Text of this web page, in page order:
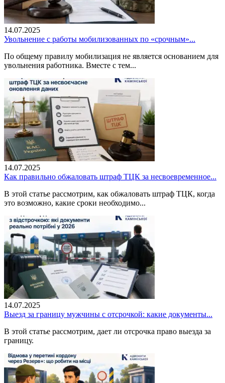
14.07.2025
Увольнение с работы мобилизованных по «срочным»...
По общему правилу мобилизация не является основанием для
увольнения работника. Вместе с тем...
14.07.2025
Как правильно обжаловать штраф ТЦК за несвоевременное...
В этой статье рассмотрим, как обжаловать штраф ТЦК, когда
это возможно, какие сроки необходимо...
14.07.2025
Выезд за границу мужчины с отсрочкой: какие документы...
В этой статье рассмотрим, дает ли отсрочка право выезда за
границу.